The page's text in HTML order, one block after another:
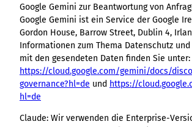
Google Gemini zur Beantwortung von
Google Gemini ist ein Service der Google
Gordon House, Barrow Street, Dublin 4,
Informationen zum Thema Datenschutz und
mit den gesendeten Daten finden Sie unter:
https://cloud.google.com/gemini/docs/
governance?hl=de und https://
hl=de
Claude: Wir verwenden die Enterprise-